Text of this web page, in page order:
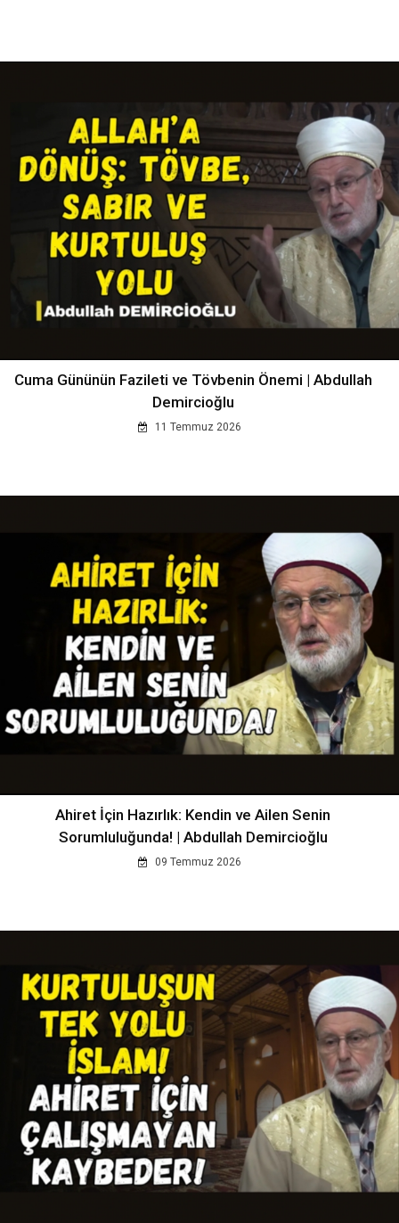
Cuma Gününün Fazileti ve Tövbenin Önemi | Abdullah
Demircioğlu
11 Temmuz 2026
Ahiret İçin Hazırlık: Kendin ve Ailen Senin
Sorumluluğunda! | Abdullah Demircioğlu
09 Temmuz 2026